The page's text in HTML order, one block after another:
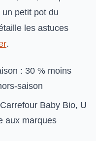
petit pot du
les astuces
.
: 30 % moins
saison
Baby Bio, U
aux marques